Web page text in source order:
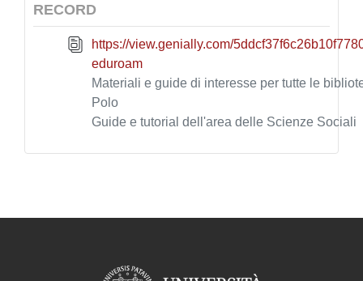
RECORD
https://view.genially.com/
eduroam
Materiali e guide di interesse per tutte le
Polo
Guide e tutorial dell'area delle Scienze Sociali